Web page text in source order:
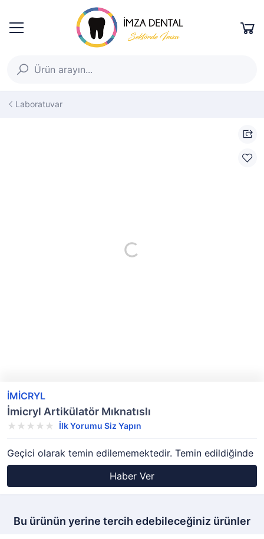
Laboratuvar
İMİCRYL
İmicryl Artikülatör Mıknatıslı
İlk Yorumu Siz Yapın
Geçici olarak temin edilememektedir. Temin edildiğinde
Haber Ver
Bu ürünün yerine tercih edebileceğiniz ürünler